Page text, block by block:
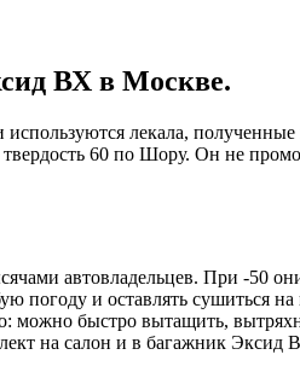
ВХ в Москве.
лекала,
60 по Шору. Он не
автовладельцев. При -50
и оставлять сушиться на
можно быстро вытащить,
на салон и в багажник